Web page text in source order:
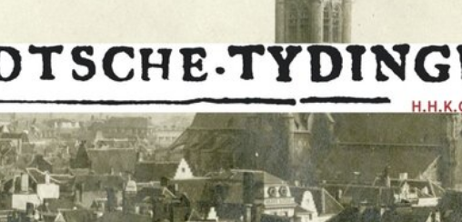
Welkom Op
De Website
Van De
Heemkundige
En
Historische
Kring Gent.